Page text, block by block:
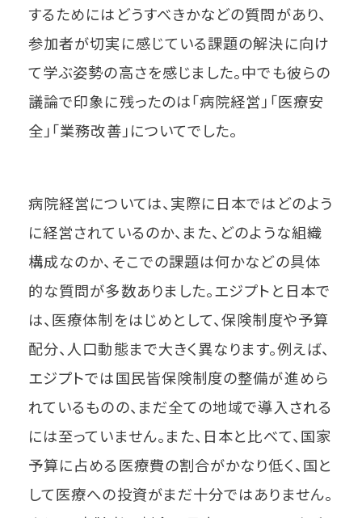
するためにはどうすべきかなどの質問があり、
参加者が切実に感じている課題の解決に向け
て学ぶ姿勢の高さを感じました。中でも彼らの
議論で印象に残ったのは「病院経営」「医療安
全」「業務改善」についてでした。
病院経営については、実際に日本ではどのよう
に経営されているのか、また、どのような組織
構成なのか、そこでの課題は何かなどの具体
的な質問が多数ありました。エジプトと日本で
は、医療体制をはじめとして、保険制度や予算
配分、人口動態まで大きく異なります。例えば、
エジプトでは国民皆保険制度の整備が進めら
れているものの、まだ全ての地域で導入される
には至っていません。また、日本と比べて、国家
予算に占める医療費の割合がかなり低く、国と
して医療への投資がまだ十分ではありません。